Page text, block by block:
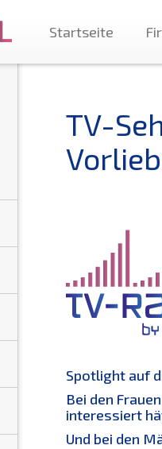
Startseite
TV-
Spotlight auf
Bei den
interessiert
Und bei den